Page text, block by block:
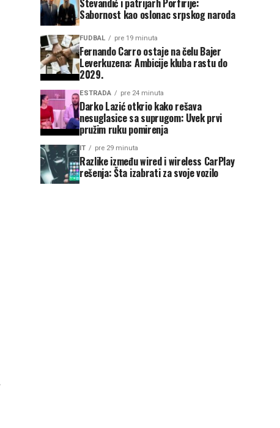
Stevandić i patrijarh Porfirije:
Sabornost kao oslonac srpskog naroda
FUDBAL pre 19 minuta
Fernando Carro ostaje na čelu Bajer
Leverkuzena: Ambicije kluba rastu do
2029.
ESTRADA pre 24 minuta
Darko Lazić otkrio kako rešava
nesuglasice sa suprugom: Uvek prvi
pružim ruku pomirenja
IT pre 29 minuta
Razlike između wired i wireless CarPlay
rešenja: Šta izabrati za svoje vozilo